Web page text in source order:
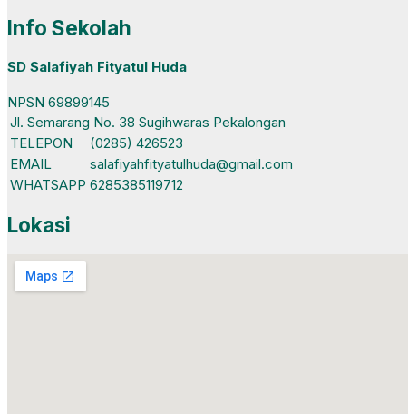
Info Sekolah
SD Salafiyah Fityatul Huda
NPSN 69899145
Jl. Semarang No. 38 Sugihwaras Pekalongan
TELEPON
(0285) 426523
EMAIL
salafiyahfityatulhuda@gmail.com
WHATSAPP 6285385119712
Lokasi